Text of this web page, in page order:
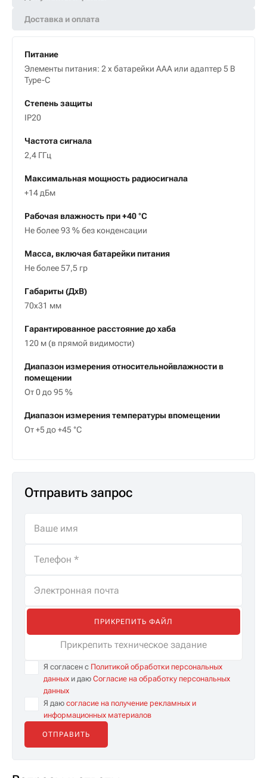
Доставка и оплата
Питание
Элементы питания: 2 х батарейки ААА или адаптер 5 В
Type-C
Степень защиты
IР20
Частота сигнала
2,4 ГГц
Максимальная мощность радиосигнала
+14 дБм
Рабочая влажность при +40 °С
Не более 93 % без конденсации
Масса, включая батарейки питания
Не более 57,5 гр
Габариты (ДxВ)
70x31 мм
Гарантированное расстояние до хаба
120 м (в прямой видимости)
Диапазон измерения относительнойвлажности в
помещении
От 0 до 95 %
Диапазон измерения температуры впомещении
От +5 до +45 °C
Отправить запрос
ПРИКРЕПИТЬ ФАЙЛ
Прикрепить техническое задание
Я согласен с Политикой обработки персональных
данных и даю Согласие на обработку персональных
данных
Я даю согласие на получение рекламных и
информационных материалов